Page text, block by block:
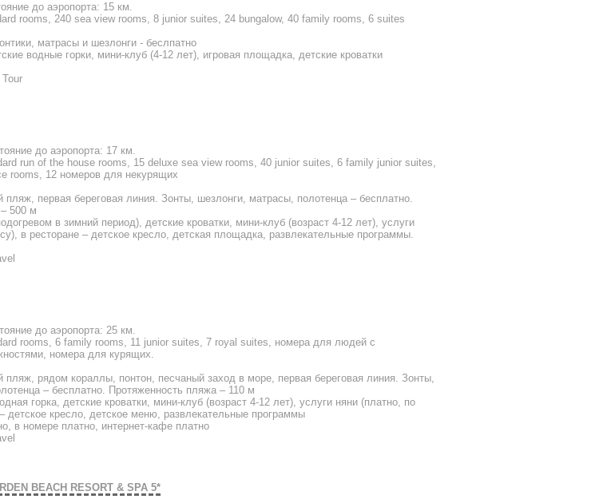
до аэропорта: 15 км.
rooms, 240 sea view rooms, 8 junior suites, 24 bungalow, 40 family rooms, 6 suites
матрасы и шезлонги - беслпатно
водные горки, мини-клуб (4-12 лет), игровая площадка, детские кроватки
до аэропорта: 17 км.
run of the house rooms, 15 deluxe sea view rooms, 40 junior suites, 6 family junior suites,
rooms, 12 номеров для некурящих
пляж, первая береговая линия. Зонты, шезлонги, матрасы, полотенца – бесплатно.
500 м
в зимний период), детские кроватки, мини-клуб (возраст 4-12 лет), услуги
в ресторане – детское кресло, детская площадка, развлекательные программы.
до аэропорта: 25 км.
rooms, 6 family rooms, 11 junior suites, 7 royal suites, номера для людей с
номера для курящих.
пляж, рядом кораллы, понтон, песчаный заход в море, первая береговая линия. Зонты,
– бесплатно. Протяженность пляжа – 110 м
горка, детские кроватки, мини-клуб (возраст 4-12 лет), услуги няни (платно, по
детское кресло, детское меню, развлекательные программы
в номере платно, интернет-кафе платно
BEACH RESORT & SPA 5*